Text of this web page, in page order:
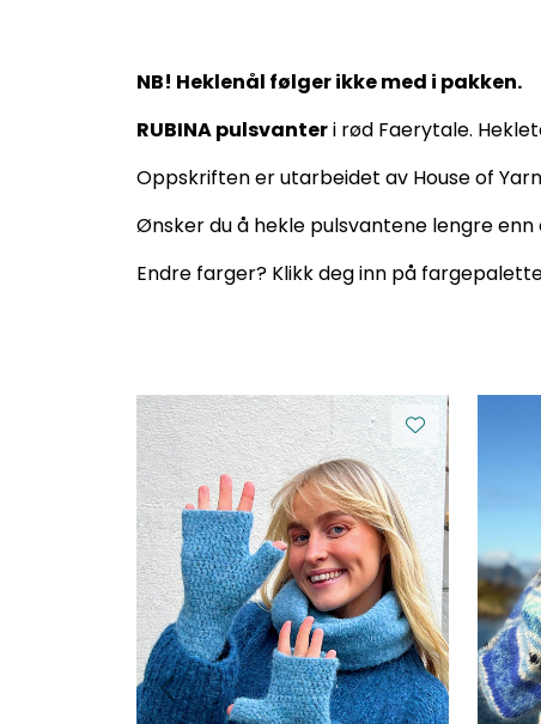
NB! Heklenål følger ikke med i pakken.
RUBINA pulsvanteri rød Faerytale.
Oppskriften er utarbeidet av House of
Ønsker du å hekle pulsvantene lengre
Endre farger? Klikk deg inn på